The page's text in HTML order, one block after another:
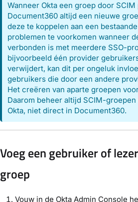
Wanneer Okta een groep door SCIM
Document360 altijd een nieuwe
deze te koppelen aan een
problemen te voorkomen wanneer
verbonden is met meerdere SSO-
bijvoorbeeld één provider
verwijdert, kan dit per ongeluk
gebruikers die door een andere
Het creëren van aparte groepen
Daarom beheer altijd SCIM-
Okta, niet direct in Document360.
Voeg een gebruiker of
groep
Vouw in de Okta Admin Console